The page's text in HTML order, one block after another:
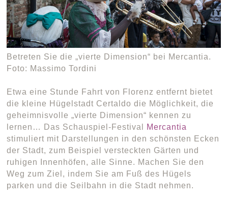
Betreten Sie die „vierte Dimension“ bei Mercantia.
Foto: Massimo Tordini
Etwa eine Stunde Fahrt von Florenz entfernt bietet
die kleine Hügelstadt Certaldo die Möglichkeit, die
geheimnisvolle „vierte Dimension“ kennen zu
lernen… Das Schauspiel-Festival Mercantia
stimuliert mit Darstellungen in den schönsten Ecken
der Stadt, zum Beispiel versteckten Gärten und
ruhigen Innenhöfen, alle Sinne. Machen Sie den
Weg zum Ziel, indem Sie am Fuß des Hügels
parken und die Seilbahn in die Stadt nehmen.